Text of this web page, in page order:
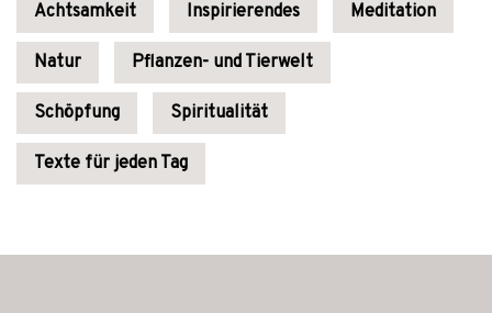
Achtsamkeit Inspirierendes Meditation
Natur Pflanzen- und Tierwelt
Schöpfung Spiritualität
Texte für jeden Tag